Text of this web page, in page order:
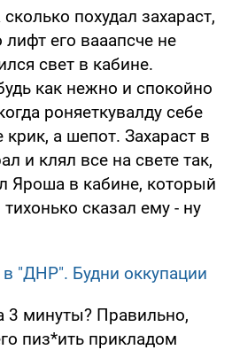
похудал захараст,
лифт его вааапсче не
свет в кабине.
как нежно и спокойно
роняеткувалду себе
а шепот. Захараст в
и клял все на свете так,
Яроша в кабине, который
сказал ему - ну
"ДНР". Будни оккупации
3 минуты? Правильно,
пиз*ить прикладом